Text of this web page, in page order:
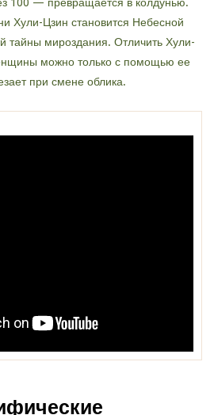
Хули-Цзин становится Небесной
тайны мироздания. Отличить Хули-
можно только с помощью ее
при смене облика.